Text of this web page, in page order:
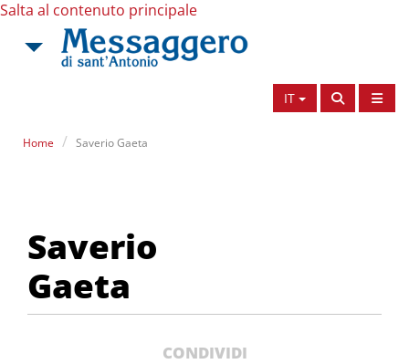
Salta al contenuto principale
IT
Home Saverio Gaeta
Saverio
Gaeta
CONDIVIDI